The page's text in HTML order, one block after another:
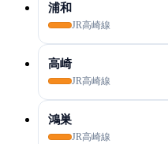
浦和
JR高崎線
高崎
JR高崎線
鴻巣
JR高崎線